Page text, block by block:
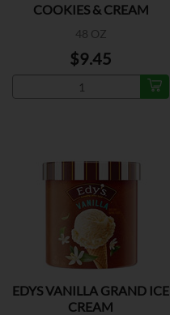
COOKIES & CREAM
48 OZ
$9.45
EDYS VANILLA GRAND ICE
CREAM